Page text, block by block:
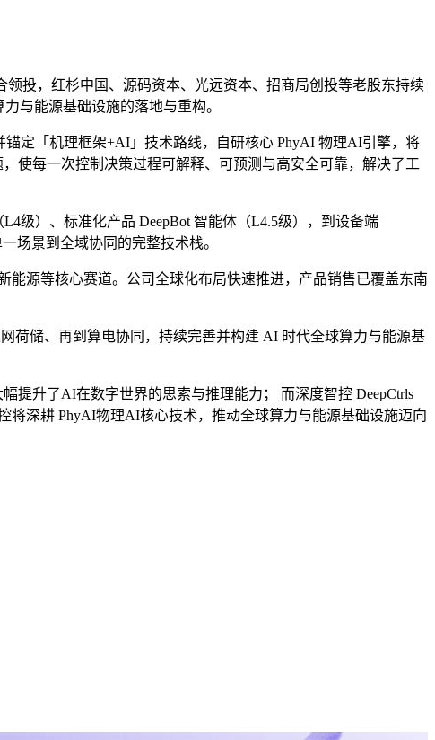
投，红杉中国、源码资本、光远资本、招商局创投等老股东持续
与能源基础设施的落地与重构。
定「机理框架+AI」技术路线，自研核心 PhyAI 物理AI引擎，将
使每一次控制决策过程可解释、可预测与高安全可靠，解决了工
级）、标准化产品 DeepBot 智能体（L4.5级），到设备端
场景到全域协同的完整技术栈。
源等核心赛道。公司全球化布局快速推进，产品销售已覆盖东南
荷储、再到算电协同，持续完善并构建 AI 时代全球算力与能源基
提升了AI在数字世界的思索与推理能力； 而深度智控 DeepCtrls
深耕 PhyAI物理AI核心技术，推动全球算力与能源基础设施迈向